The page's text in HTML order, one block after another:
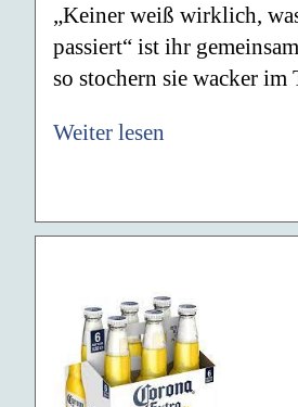
„Keiner weiß wirklich,
passiert“ ist ihr
so stochern sie wacker im
Weiter lesen